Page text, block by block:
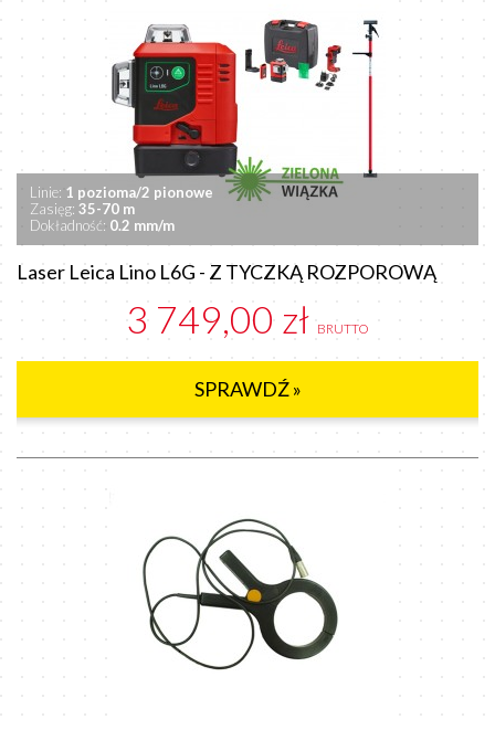
Linie: 1 pozioma/2 pionowe
Zasięg: 35-70 m
Dokładność: 0.2 mm/m
Laser Leica Lino L6G - Z TYCZKĄ ROZPOROWĄ
3 749,00 zł BRUTTO
SPRAWDŹ »